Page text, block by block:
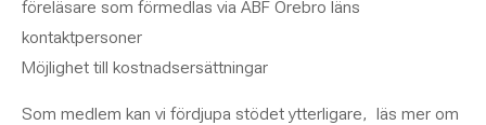
föreläsare som förmedlas via ABF Örebro läns
kontaktpersoner
Möjlighet till kostnadsersättningar
Som medlem kan vi fördjupa stödet ytterligare, läs mer om